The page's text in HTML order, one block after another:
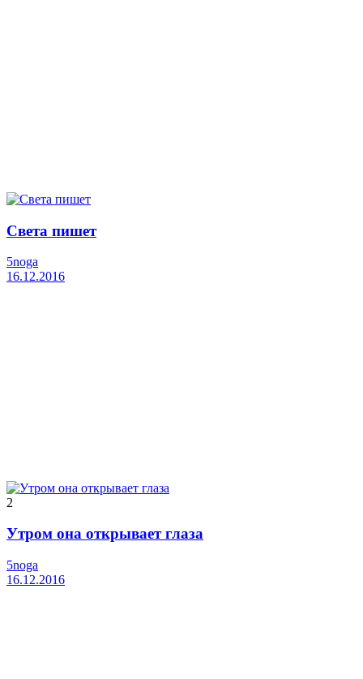
Света пишет
5noga
16.12.2016
2
Утром она открывает глаза
5noga
16.12.2016